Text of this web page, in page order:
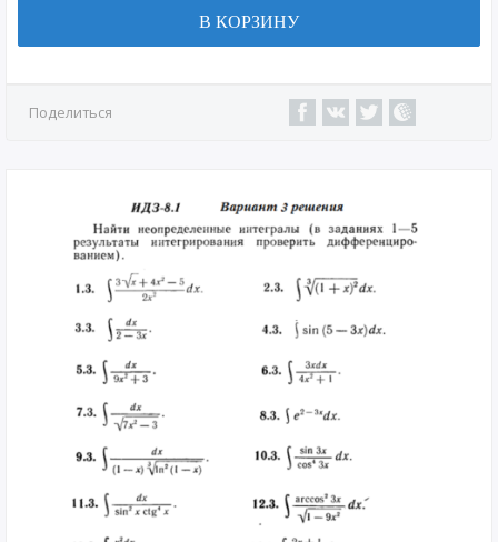
В КОРЗИНУ
Поделиться